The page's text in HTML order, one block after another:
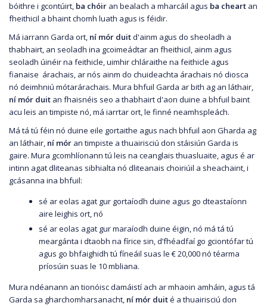
bóithre i gcontúirt, ba chóir an bealach a mharcáil agus ba cheart an
fheithicil a bhaint chomh luath agus is féidir.
Má iarrann Garda ort, ní mór duitd'ainm agus do sheoladh a
thabhairt, an seoladh ina gcoimeádtar an fheithicil, ainm agus
seoladh úinéir na feithicle, uimhir chláraithe na feithicle agus
fianaise árachais, ar nós ainm do chuideachta árachais nó diosca
nó deimhniú mótarárachais. Mura bhfuil Garda ar bith ag an láthair,
ní mór duit an fhaisnéis seo a thabhairt d'aon duine a bhfuil baint
acu leis an timpiste nó, má iarrtar ort, le finné neamhspleách.
Má tá tú féin nó duine eile gortaithe agus nach bhfuil aon Gharda ag
an láthair, ní mór an timpiste a thuairisciú don stáisiún Garda is
gaire. Mura gcomhlíonann tú leis na ceanglais thuasluaite, agus é ar
intinn agat dliteanas sibhialta nó dliteanais choiriúil a sheachaint, i
gcásanna ina bhfuil:
sé ar eolas agat gur gortaíodh duine agus go dteastaíonn
aire leighis ort, nó
sé ar eolas agat gur maraíodh duine éigin, nó má tá tú
meargánta i dtaobh na fírice sin, d’fhéadfaí go gciontófar tú
agus go bhfaighidh tú fíneáil suas le € 20,000 nó téarma
príosúin suas le 10 mbliana.
Mura ndéanann an tionóisc damáistí ach ar mhaoin amháin, agus tá
Garda sa gharchomharsanacht, ní mór duité a thuairisciú don